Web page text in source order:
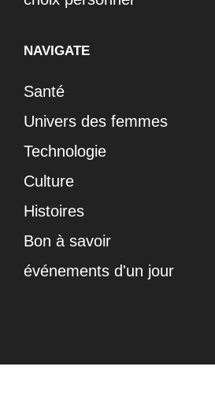
NAVIGATE
Santé
Univers des femmes
Technologie
Culture
Histoires
Bon à savoir
événements d'un jour